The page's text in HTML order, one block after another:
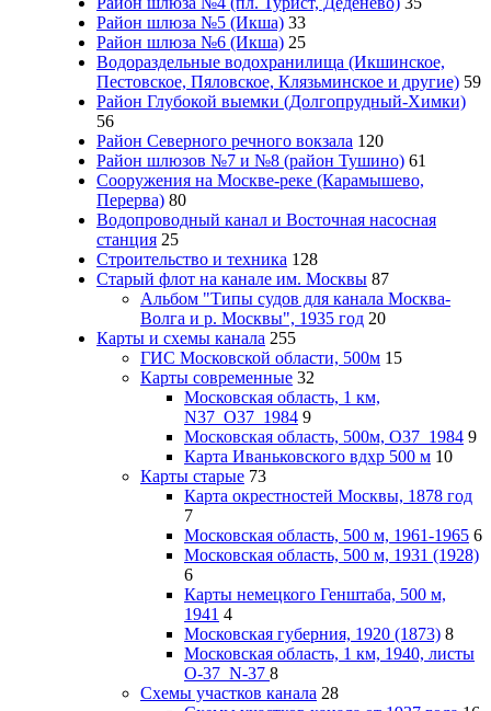
Район шлюза №5 (Икша) 33
Район шлюза №6 (Икша) 25
Водораздельные водохранилища (Икшинское,
Пестовское, Пяловское, Клязьминское и другие) 59
Район Глубокой выемки (Долгопрудный-Химки)
56
Район Северного речного вокзала 120
Район шлюзов №7 и №8 (район Тушино) 61
Сооружения на Москве-реке (Карамышево,
Перерва) 80
Водопроводный канал и Восточная насосная
станция 25
Строительство и техника 128
Старый флот на канале им. Москвы 87
Альбом "Типы судов для канала Москва-
Волга и р. Москвы", 1935 год 20
Карты и схемы канала 255
ГИС Московcкой области, 500м 15
Карты современные 32
Московская область, 1 км,
N37_O37_1984 9
Московская область, 500м, О37_1984 9
Карта Иваньковского вдхр 500 м 10
Карты старые 73
Карта окрестностей Москвы, 1878 год
7
Московская область, 500 м, 1961-1965 6
Московская область, 500 м, 1931 (1928)
6
Карты немецкого Генштаба, 500 м,
1941 4
Московская губерния, 1920 (1873) 8
Московская область, 1 км, 1940, листы
О-37_N-37 8
Схемы участков канала 28